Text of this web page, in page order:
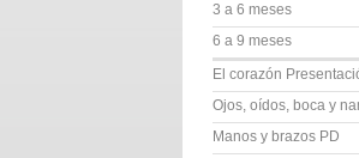
3 a 6 meses
6 a 9 meses
El corazón
Ojos, oídos, boca y
Manos y brazos PD